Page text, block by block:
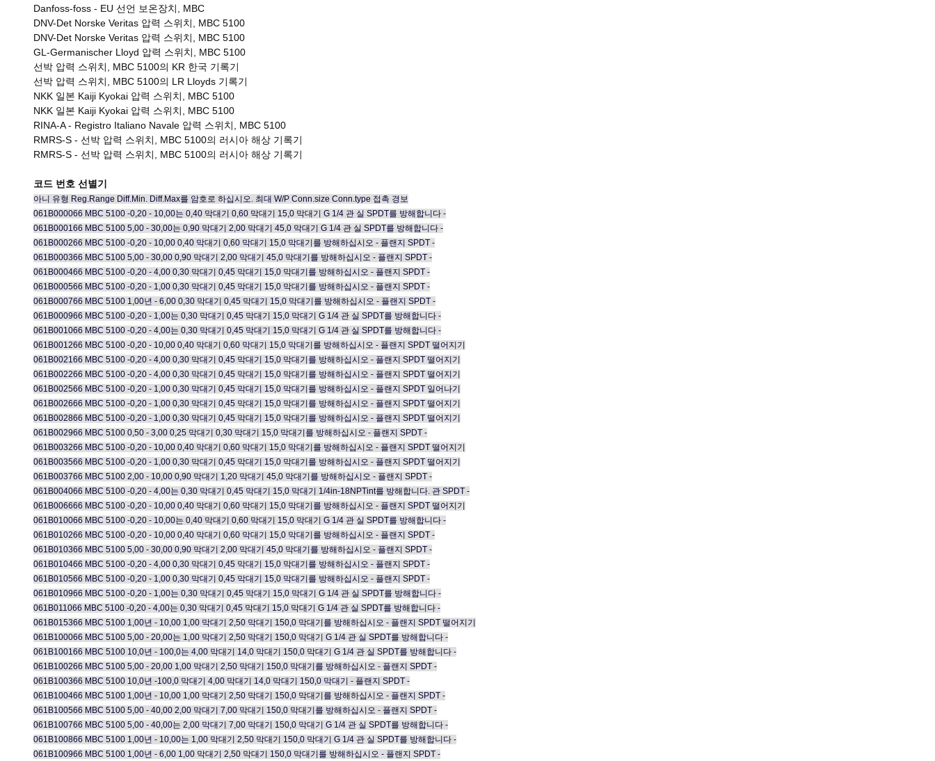
Danfoss-foss - EU 선언 보온장치, MBC
DNV-Det Norske Veritas 압력 스위치, MBC 5100
DNV-Det Norske Veritas 압력 스위치, MBC 5100
GL-Germanischer Lloyd 압력 스위치, MBC 5100
선박 압력 스위치, MBC 5100의 KR 한국 기록기
선박 압력 스위치, MBC 5100의 LR Lloyds 기록기
NKK 일본 Kaiji Kyokai 압력 스위치, MBC 5100
NKK 일본 Kaiji Kyokai 압력 스위치, MBC 5100
RINA-A - Registro Italiano Navale 압력 스위치, MBC 5100
RMRS-S - 선박 압력 스위치, MBC 5100의 러시아 해상 기록기
RMRS-S - 선박 압력 스위치, MBC 5100의 러시아 해상 기록기
코드 번호 선별기
아니 유형 Reg.Range Diff.Min. Diff.Max를 암호로 하십시오. 최대 W/P Conn.size Conn.type 접촉 경보
061B000066 MBC 5100 -0,20 - 10,00는 0,40 막대기 0,60 막대기 15,0 막대기 G 1/4 관 실 SPDT를 방해합니다 -
061B000166 MBC 5100 5,00 - 30,00는 0,90 막대기 2,00 막대기 45,0 막대기 G 1/4 관 실 SPDT를 방해합니다 -
061B000266 MBC 5100 -0,20 - 10,00 0,40 막대기 0,60 막대기 15,0 막대기를 방해하십시오 - 플랜지 SPDT -
061B000366 MBC 5100 5,00 - 30,00 0,90 막대기 2,00 막대기 45,0 막대기를 방해하십시오 - 플랜지 SPDT -
061B000466 MBC 5100 -0,20 - 4,00 0,30 막대기 0,45 막대기 15,0 막대기를 방해하십시오 - 플랜지 SPDT -
061B000566 MBC 5100 -0,20 - 1,00 0,30 막대기 0,45 막대기 15,0 막대기를 방해하십시오 - 플랜지 SPDT -
061B000766 MBC 5100 1,00년 - 6,00 0,30 막대기 0,45 막대기 15,0 막대기를 방해하십시오 - 플랜지 SPDT -
061B000966 MBC 5100 -0,20 - 1,00는 0,30 막대기 0,45 막대기 15,0 막대기 G 1/4 관 실 SPDT를 방해합니다 -
061B001066 MBC 5100 -0,20 - 4,00는 0,30 막대기 0,45 막대기 15,0 막대기 G 1/4 관 실 SPDT를 방해합니다 -
061B001266 MBC 5100 -0,20 - 10,00 0,40 막대기 0,60 막대기 15,0 막대기를 방해하십시오 - 플랜지 SPDT 떨어지기
061B002166 MBC 5100 -0,20 - 4,00 0,30 막대기 0,45 막대기 15,0 막대기를 방해하십시오 - 플랜지 SPDT 떨어지기
061B002266 MBC 5100 -0,20 - 4,00 0,30 막대기 0,45 막대기 15,0 막대기를 방해하십시오 - 플랜지 SPDT 떨어지기
061B002566 MBC 5100 -0,20 - 1,00 0,30 막대기 0,45 막대기 15,0 막대기를 방해하십시오 - 플랜지 SPDT 일어나기
061B002666 MBC 5100 -0,20 - 1,00 0,30 막대기 0,45 막대기 15,0 막대기를 방해하십시오 - 플랜지 SPDT 떨어지기
061B002866 MBC 5100 -0,20 - 1,00 0,30 막대기 0,45 막대기 15,0 막대기를 방해하십시오 - 플랜지 SPDT 떨어지기
061B002966 MBC 5100 0,50 - 3,00 0,25 막대기 0,30 막대기 15,0 막대기를 방해하십시오 - 플랜지 SPDT -
061B003266 MBC 5100 -0,20 - 10,00 0,40 막대기 0,60 막대기 15,0 막대기를 방해하십시오 - 플랜지 SPDT 떨어지기
061B003566 MBC 5100 -0,20 - 1,00 0,30 막대기 0,45 막대기 15,0 막대기를 방해하십시오 - 플랜지 SPDT 떨어지기
061B003766 MBC 5100 2,00 - 10,00 0,90 막대기 1,20 막대기 45,0 막대기를 방해하십시오 - 플랜지 SPDT -
061B004066 MBC 5100 -0,20 - 4,00는 0,30 막대기 0,45 막대기 15,0 막대기 1/4in-18NPTint를 방해합니다. 관 SPDT -
061B006666 MBC 5100 -0,20 - 10,00 0,40 막대기 0,60 막대기 15,0 막대기를 방해하십시오 - 플랜지 SPDT 떨어지기
061B010066 MBC 5100 -0,20 - 10,00는 0,40 막대기 0,60 막대기 15,0 막대기 G 1/4 관 실 SPDT를 방해합니다 -
061B010266 MBC 5100 -0,20 - 10,00 0,40 막대기 0,60 막대기 15,0 막대기를 방해하십시오 - 플랜지 SPDT -
061B010366 MBC 5100 5,00 - 30,00 0,90 막대기 2,00 막대기 45,0 막대기를 방해하십시오 - 플랜지 SPDT -
061B010466 MBC 5100 -0,20 - 4,00 0,30 막대기 0,45 막대기 15,0 막대기를 방해하십시오 - 플랜지 SPDT -
061B010566 MBC 5100 -0,20 - 1,00 0,30 막대기 0,45 막대기 15,0 막대기를 방해하십시오 - 플랜지 SPDT -
061B010966 MBC 5100 -0,20 - 1,00는 0,30 막대기 0,45 막대기 15,0 막대기 G 1/4 관 실 SPDT를 방해합니다 -
061B011066 MBC 5100 -0,20 - 4,00는 0,30 막대기 0,45 막대기 15,0 막대기 G 1/4 관 실 SPDT를 방해합니다 -
061B015366 MBC 5100 1,00년 - 10,00 1,00 막대기 2,50 막대기 150,0 막대기를 방해하십시오 - 플랜지 SPDT 떨어지기
061B100066 MBC 5100 5,00 - 20,00는 1,00 막대기 2,50 막대기 150,0 막대기 G 1/4 관 실 SPDT를 방해합니다 -
061B100166 MBC 5100 10,0년 - 100,0는 4,00 막대기 14,0 막대기 150,0 막대기 G 1/4 관 실 SPDT를 방해합니다 -
061B100266 MBC 5100 5,00 - 20,00 1,00 막대기 2,50 막대기 150,0 막대기를 방해하십시오 - 플랜지 SPDT -
061B100366 MBC 5100 10,0년 -100,0 막대기 4,00 막대기 14,0 막대기 150,0 막대기 - 플랜지 SPDT -
061B100466 MBC 5100 1,00년 - 10,00 1,00 막대기 2,50 막대기 150,0 막대기를 방해하십시오 - 플랜지 SPDT -
061B100566 MBC 5100 5,00 - 40,00 2,00 막대기 7,00 막대기 150,0 막대기를 방해하십시오 - 플랜지 SPDT -
061B100766 MBC 5100 5,00 - 40,00는 2,00 막대기 7,00 막대기 150,0 막대기 G 1/4 관 실 SPDT를 방해합니다 -
061B100866 MBC 5100 1,00년 - 10,00는 1,00 막대기 2,50 막대기 150,0 막대기 G 1/4 관 실 SPDT를 방해합니다 -
061B100966 MBC 5100 1,00년 - 6,00 1,00 막대기 2,50 막대기 150,0 막대기를 방해하십시오 - 플랜지 SPDT -